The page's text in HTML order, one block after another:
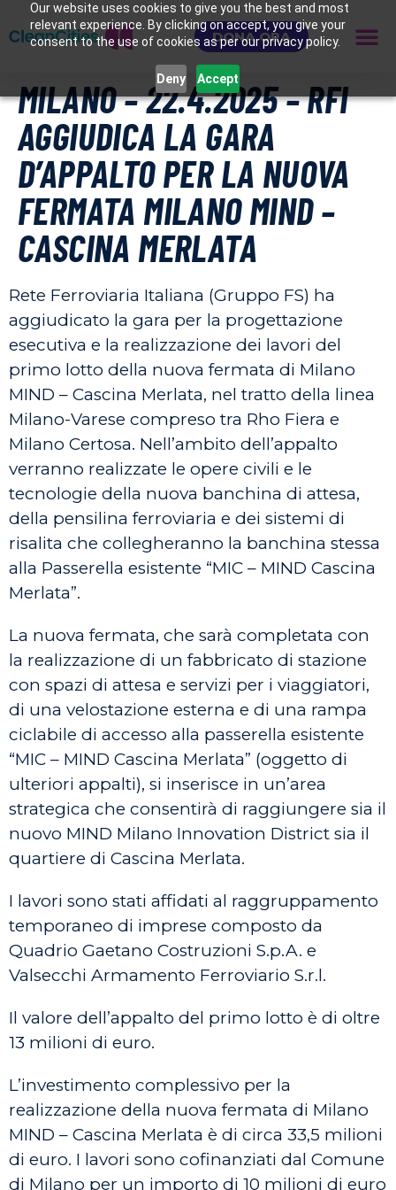
Our website uses cookies to give you the best and most
relevant experience. By clicking on accept, you give your
consent to the use of cookies as per our privacy policy.
Deny Accept
DONA ORA
MILANO – 22.4.2025 – RFI
AGGIUDICA LA GARA
D’APPALTO PER LA NUOVA
FERMATA MILANO MIND –
CASCINA MERLATA
Rete Ferroviaria Italiana (Gruppo FS) ha
aggiudicato la gara per la progettazione
esecutiva e la realizzazione dei lavori del
primo lotto della nuova fermata di Milano
MIND – Cascina Merlata, nel tratto della linea
Milano-Varese compreso tra Rho Fiera e
Milano Certosa. Nell’ambito dell’appalto
verranno realizzate le opere civili e le
tecnologie della nuova banchina di attesa,
della pensilina ferroviaria e dei sistemi di
risalita che collegheranno la banchina stessa
alla Passerella esistente “MIC – MIND Cascina
Merlata”.
La nuova fermata, che sarà completata con
la realizzazione di un fabbricato di stazione
con spazi di attesa e servizi per i viaggiatori,
di una velostazione esterna e di una rampa
ciclabile di accesso alla passerella esistente
“MIC – MIND Cascina Merlata” (oggetto di
ulteriori appalti), si inserisce in un’area
strategica che consentirà di raggiungere sia il
nuovo MIND Milano Innovation District sia il
quartiere di Cascina Merlata.
I lavori sono stati affidati al raggruppamento
temporaneo di imprese composto da
Quadrio Gaetano Costruzioni S.p.A. e
Valsecchi Armamento Ferroviario S.r.l.
Il valore dell’appalto del primo lotto è di oltre
13 milioni di euro.
L’investimento complessivo per la
realizzazione della nuova fermata di Milano
MIND – Cascina Merlata è di circa 33,5 milioni
di euro. I lavori sono cofinanziati dal Comune
di Milano per un importo di 10 milioni di euro